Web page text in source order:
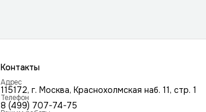
Контакты
Адрес
115172, г. Москва, Краснохолмская наб. 11, стр. 1
Телефон
8 (499) 707-74-75